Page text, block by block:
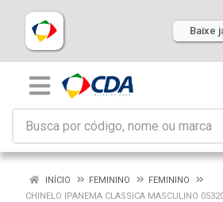
Baixe
INÍCIO FEMININO
FEMININO
CHINELO IPANEMA CLASSICA MASCULINO